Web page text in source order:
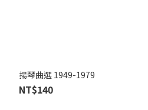
揚琴曲選 1949-1979
NT$140